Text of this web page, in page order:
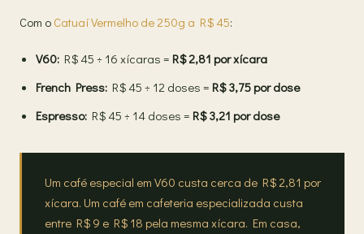
Com o Catuaí Vermelho de 250g a R$ 45:
V60: R$ 45 ÷ 16 xícaras = R$ 2,81 por xícara
French Press: R$ 45 ÷ 12 doses = R$ 3,75 por dose
Espresso: R$ 45 ÷ 14 doses = R$ 3,21 por dose
Um café especial em V60 custa cerca de R$ 2,81 por
xícara. Um café em cafeteria especializada custa
entre R$ 9 e R$ 18 pela mesma xícara. Em casa,